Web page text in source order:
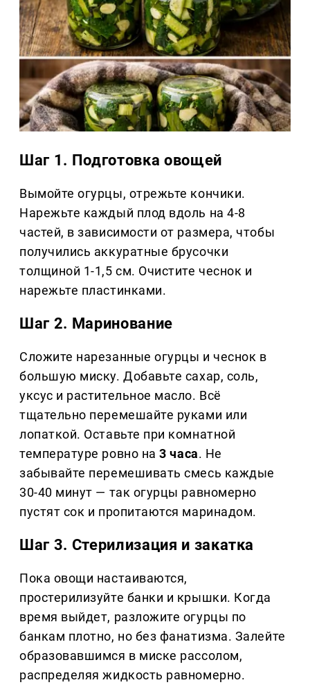
Шаг 1. Подготовка овощей
Вымойте огурцы, отрежьте кончики.
Нарежьте каждый плод вдоль на 4-8
частей, в зависимости от размера, чтобы
получились аккуратные брусочки
толщиной 1-1,5 см. Очистите чеснок и
нарежьте пластинками.
Шаг 2. Маринование
Сложите нарезанные огурцы и чеснок в
большую миску. Добавьте сахар, соль,
уксус и растительное масло. Всё
тщательно перемешайте руками или
лопаткой. Оставьте при комнатной
температуре ровно на3 часа. Не
забывайте перемешивать смесь каждые
30-40 минут — так огурцы равномерно
пустят сок и пропитаются маринадом.
Шаг 3. Стерилизация и закатка
Пока овощи настаиваются,
простерилизуйте банки и крышки. Когда
время выйдет, разложите огурцы по
банкам плотно, но без фанатизма. Залейте
образовавшимся в миске рассолом,
распределяя жидкость равномерно.